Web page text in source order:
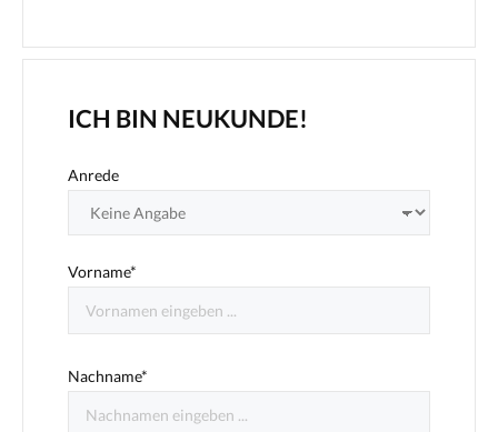
ICH BIN NEUKUNDE!
Anrede
Vorname*
Nachname*